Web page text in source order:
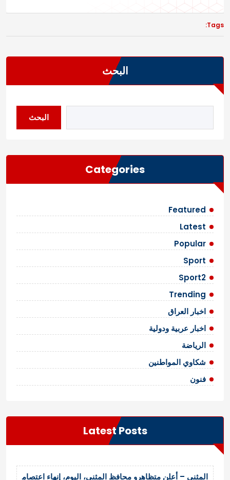
Tags:
البحث
البحث
Categories
Featured
Latest
Popular
Sport
Sport2
Trending
اخبار العراق
اخبار عربية ودولية
الرياضة
شكاوي المواطنين
فنون
Latest Posts
المثنى – أعلن متظاهرو محافظ المثنى، اليوم، إنهاء اعتصام